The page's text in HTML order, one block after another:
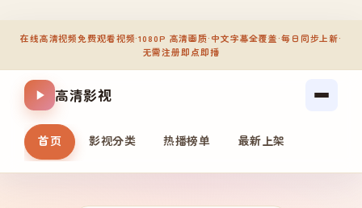
在线高清视频免费观看视频·1080P 高清画质·中文字幕全覆盖·每日同步上新·
无需注册即点即播
高清影视
首页 影视分类 热播榜单 最新上架